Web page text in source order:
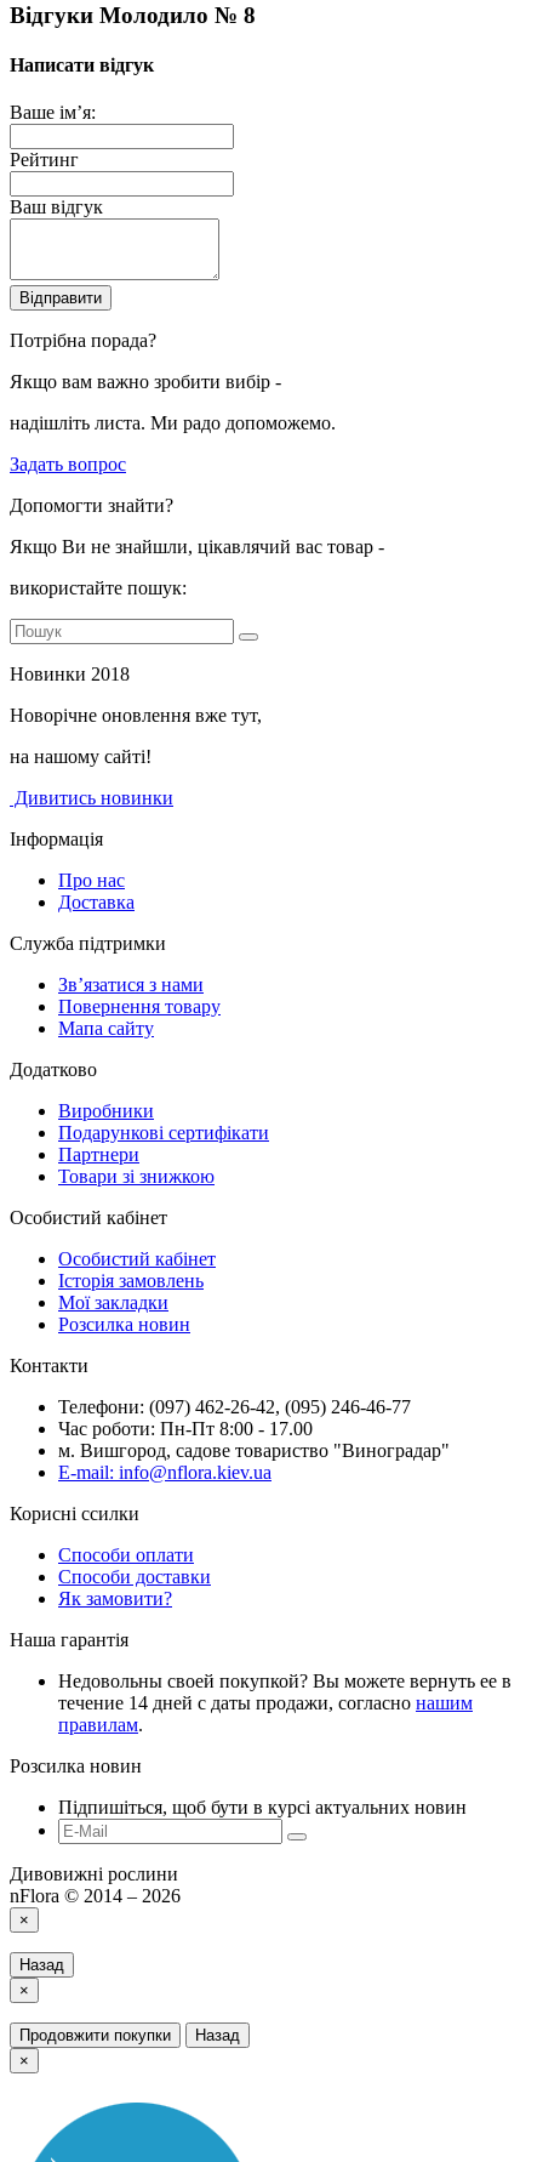
Відгуки Молодило № 8
Написати відгук
Ваше ім’я:
Рейтинг
Ваш відгук
Відправити
Потрібна порада?
Якщо вам важно зробити вибір -
надішліть листа. Ми радо допоможемо.
Задать вопрос
Допомогти знайти?
Якщо Ви не знайшли, цікавлячий вас товар -
використайте пошук:
Новинки 2018
Новорічне оновлення вже тут,
на нашому сайті!
Дивитись новинки
Інформація
Про нас
Доставка
Служба підтримки
Зв’язатися з нами
Повернення товару
Мапа сайту
Додатково
Виробники
Подарункові сертифікати
Партнери
Товари зі знижкою
Особистий кабінет
Особистий кабінет
Історія замовлень
Мої закладки
Розсилка новин
Контакти
Телефони: (097) 462-26-42, (095) 246-46-77
Час роботи: Пн-Пт 8:00 - 17.00
м. Вишгород, садове товариство "Виноградар"
E-mail: info@nflora.kiev.ua
Корисні ссилки
Способи оплати
Способи доставки
Як замовити?
Наша гарантія
Недовольны своей покупкой? Вы можете вернуть ее в
течение 14 дней с даты продажи, согласно нашим
правилам.
Розсилка новин
Підпишіться, щоб бути в курсі актуальних новин
Дивовижні рослини
nFlora © 2014 – 2026
×
Назад
×
Продовжити покупки
Назад
×